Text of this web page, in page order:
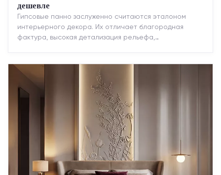
дешевле
Гипсовые панно заслуженно считаются эталоном
интерьерного декора. Их отличает благородная
фактура, высокая детализация рельефа,